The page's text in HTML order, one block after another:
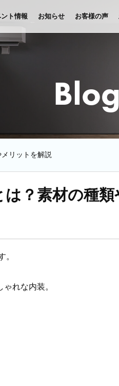
ト情報 お知らせ お客様の声
Blog
リットを解説
？素材の種
れな内装。